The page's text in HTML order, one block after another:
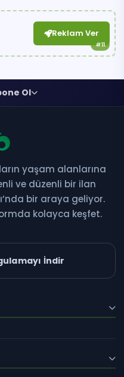
#11
Reklam Ver
Ol
Ol
fırsatlardan ilk siz
Ol
abonelikten çıkabilirsiniz.
yaşam alanlarına
ve düzenli bir ilan
bir araya geliyor.
kolayca keşfet.
İndir